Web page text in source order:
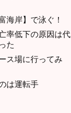
海岸】で泳ぐ！
率低下の原因は代
た
ス場に行ってみ
は運転手